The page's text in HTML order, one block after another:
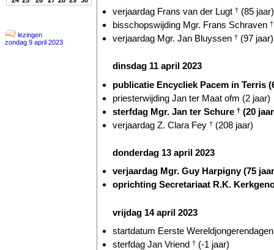
lezingen
zondag 9 april 2023
verjaardag Frans van der Lugt † (85 jaar)
bisschopswijding Mgr. Frans Schraven †
verjaardag Mgr. Jan Bluyssen † (97 jaar)
dinsdag 11 april 2023
publicatie Encycliek Pacem in Terris
priesterwijding Jan ter Maat ofm (2 jaar)
sterfdag Mgr. Jan ter Schure † (20
verjaardag Z. Clara Fey † (208 jaar)
donderdag 13 april 2023
verjaardag Mgr. Guy Harpigny (75
oprichting Secretariaat R.K.
vrijdag 14 april 2023
startdatum Eerste
sterfdag Jan Vriend † (-1 jaar)